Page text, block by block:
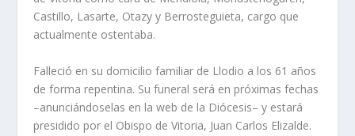
Castillo, Lasarte, Otazy y Berrosteguieta, cargo que
actualmente ostentaba.
Falleció en su domicilio familiar de Llodio a los 61 años
de forma repentina. Su funeral será en próximas fechas
–anunciándoselas en la web de la Diócesis– y estará
presidido por el Obispo de Vitoria, Juan Carlos Elizalde.